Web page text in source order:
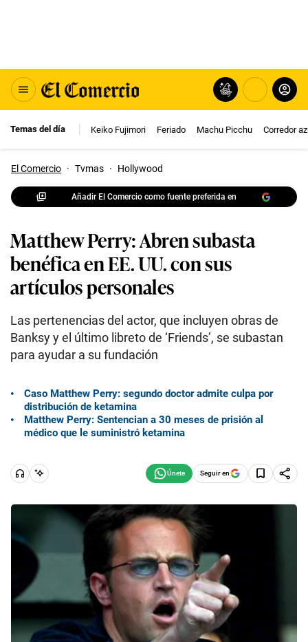
Temas del día Keiko Fujimori Feriado Machu Picchu Corredor
El Comercio · Tvmas · Hollywood
Añadir El Comercio como fuente preferida en
Matthew Perry: Abren subasta
benéfica en EE. UU. con sus
artículos personales
Las pertenencias del actor, que incluyen obras de
Banksy y el último libreto de ‘Friends’, se subastan
para ayudar a su fundación
Caso Matthew Perry: segundo doctor admite culpa por
distribución de ketamina
Matthew Perry: Sentencian a 30 meses de prisión al
médico que le suministró ketamina
Seguir en